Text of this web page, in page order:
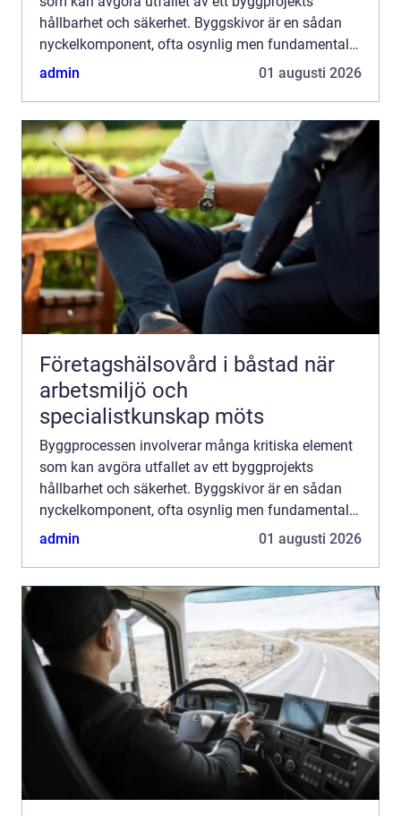
hållbarhet och säkerhet. Byggskivor är en sådan
nyckelkomponent, ofta osynlig men fundamental
för byggstrukturens integr...
admin 01 augusti 2026
Företagshälsovård i båstad när
arbetsmiljö och
specialistkunskap möts
Byggprocessen involverar många kritiska element
som kan avgöra utfallet av ett byggprojekts
hållbarhet och säkerhet. Byggskivor är en sådan
nyckelkomponent, ofta osynlig men fundamental
för byggstrukturens integr...
admin 01 augusti 2026